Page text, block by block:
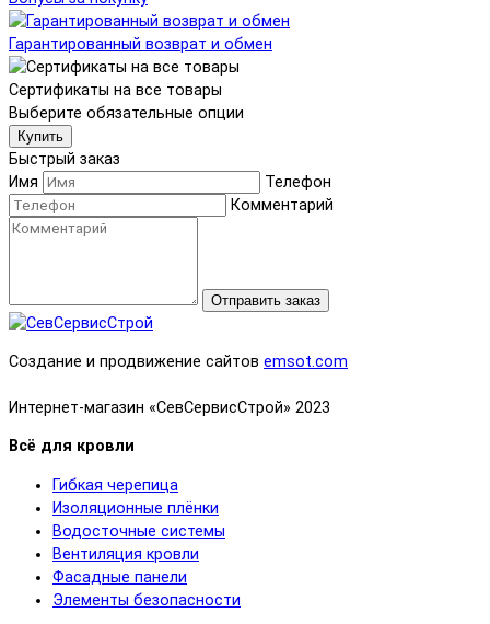
Гарантированный возврат и обмен
Сертификаты на все товары
Выберите обязательные опции
Купить
Быстрый заказ
Имя
Телефон
Комментарий
Отправить заказ
Создание и продвижение сайтов emsot.com
Интернет-магазин «СевСервисСтрой» 2023
Всё для кровли
Гибкая черепица
Изоляционные плёнки
Водосточные системы
Вентиляция кровли
Фасадные панели
Элементы безопасности